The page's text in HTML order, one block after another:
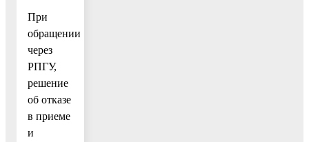
При
обращении
через
РПГУ,
решение
об отказе
в приеме
и